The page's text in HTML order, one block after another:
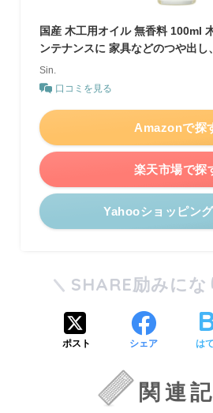
国産 木工用オイル 無香料 100ml
ンテナンスに 家具などのつや出し
Sin.
口コミを見る
Amazonで探
楽天市場で探
Yahooショッピン
SHARE励みにな
ポスト シェア は
関連